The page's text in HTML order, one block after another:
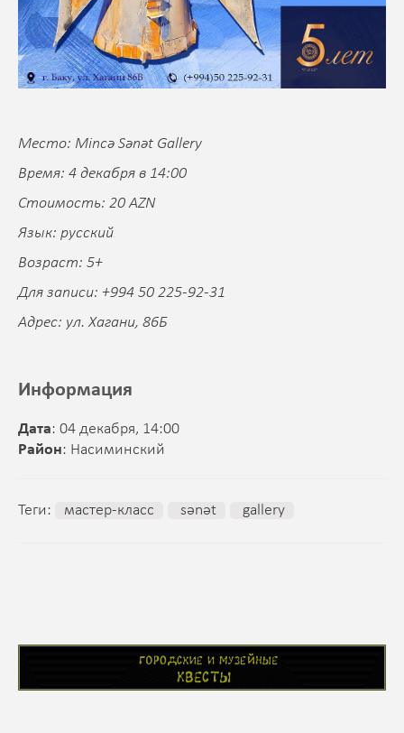
Место: Mincə Sənət Gallery
Время: 4 декабря в 14:00
Стоимость: 20 AZN
Язык: русский
Возраст: 5+
Для записи: +994 50 225-92-31
Адрес: ул. Хагани, 86Б
Информация
Дата: 04 декабря, 14:00
Район: Насиминский
Теги: мастер-класс sənət gallery